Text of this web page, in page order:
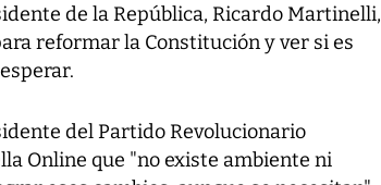
de la República, Ricardo Martinelli,
reformar la Constitución y ver si es
del Partido Revolucionario
Online que "no existe ambiente ni